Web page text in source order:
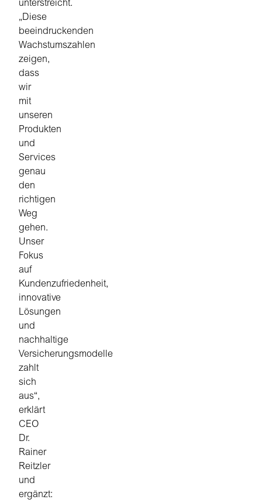
unterstreicht.
„Diese
beeindruckenden
Wachstumszahlen
zeigen,
dass
wir
mit
unseren
Produkten
und
Services
genau
den
richtigen
Weg
gehen.
Unser
Fokus
auf
Kundenzufriedenheit,
innovative
Lösungen
und
nachhaltige
Versicherungsmodelle
zahlt
sich
aus“,
erklärt
CEO
Dr.
Rainer
Reitzler
und
ergänzt: